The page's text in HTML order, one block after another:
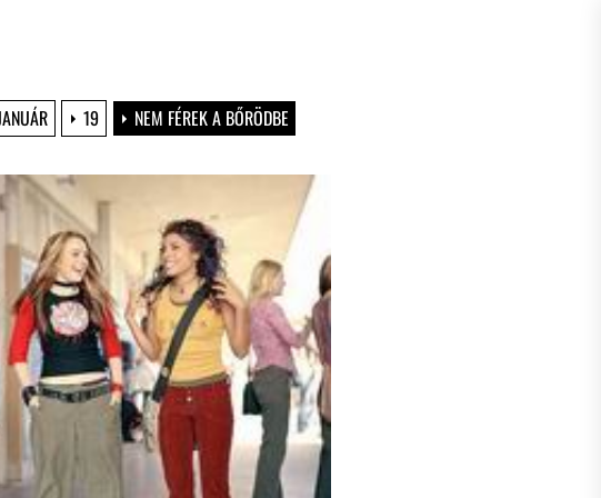
19 NEM FÉREK A BŐRÖDBE